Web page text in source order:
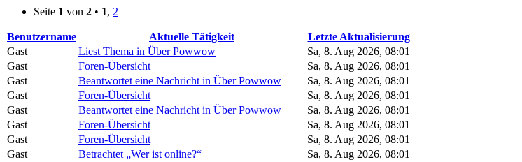
Seite 1 von 2 • 1, 2
Benutzername Aktuelle Tätigkeit
Letzte Aktualisierung
Gast
Liest Thema in Über Powwow
Sa, 8. Aug 2026, 08:01
Gast
Foren-Übersicht
Sa, 8. Aug 2026, 08:01
Gast
Beantwortet eine Nachricht in Über Powwow
Sa, 8. Aug 2026, 08:01
Gast
Foren-Übersicht
Sa, 8. Aug 2026, 08:01
Gast
Beantwortet eine Nachricht in Über Powwow
Sa, 8. Aug 2026, 08:01
Gast
Foren-Übersicht
Sa, 8. Aug 2026, 08:01
Gast
Foren-Übersicht
Sa, 8. Aug 2026, 08:01
Gast
Betrachtet „Wer ist online?“
Sa, 8. Aug 2026, 08:01